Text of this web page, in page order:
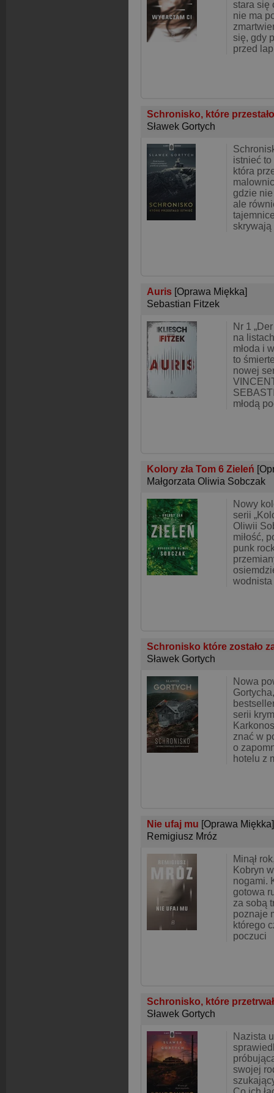
stara się
nie ma
się, gdy
przed lap
Schronisko, które
Sławek Gortych
istnieć
która
gdzie
ale
skrywają
Auris [Oprawa Miękka]
Sebastian Fitzek
Nr 1
na
młoda i
to
nowej
młodą
Kolory zła Tom 6 Zieleń
Małgorzata Oliwia Sobczak
Nowy
serii
Oliwii
miłość,
punk
wodnista
Schronisko które zostało
Sławek Gortych
Nowa
serii
znać w
o
hotelu z
Nie ufaj mu [Oprawa Miękka]
Remigiusz Mróz
Minął
Kobryn
nogami.
gotowa
za sobą
poznaje
którego
poczuci
Schronisko, które
Sławek Gortych
Nazista
swojej